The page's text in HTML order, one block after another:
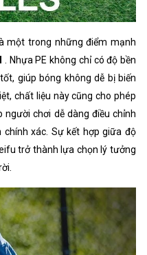
một trong những điểm mạnh
. Nhựa PE không chỉ có độ bền
giúp bóng không dễ bị biến
chất liệu này cũng cho phép
chơi dễ dàng điều chỉnh
xác. Sự kết hợp giữa độ
trở thành lựa chọn lý tưởng